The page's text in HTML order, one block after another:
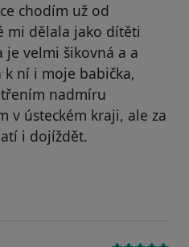
chodím už od
mi dělala jako dítěti
je velmi šikovná a a
ní i moje babička,
nadmíru
v ústeckém kraji, ale za
i dojíždět.
Klárka Čejková